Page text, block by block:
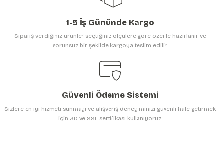
Gönder
1-5 İş Gününde Kargo
Sipariş verdiğiniz ürünler seçtiğiniz ölçülere göre özenle hazırlanır ve
sorunsuz bir şekilde kargoya teslim edilir.
Güvenli Ödeme Sistemi
Sizlere en iyi hizmeti sunmayı ve alışveriş deneyiminizi güvenli hale getirmek
için 3D ve SSL sertifikası kullanıyoruz.